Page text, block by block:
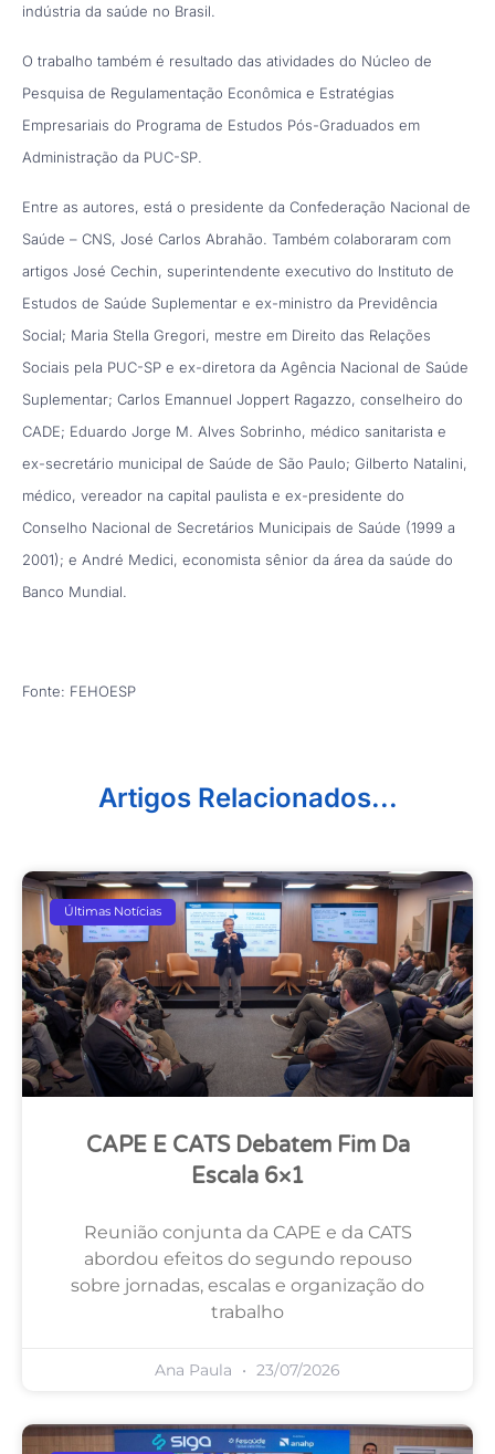
indústria da saúde no Brasil.
O trabalho também é resultado das atividades do Núcleo de
Pesquisa de Regulamentação Econômica e Estratégias
Empresariais do Programa de Estudos Pós-Graduados em
Administração da PUC-SP.
Entre as autores, está o presidente da Confederação Nacional de
Saúde – CNS, José Carlos Abrahão. Também colaboraram com
artigos José Cechin, superintendente executivo do Instituto de
Estudos de Saúde Suplementar e ex-ministro da Previdência
Social; Maria Stella Gregori, mestre em Direito das Relações
Sociais pela PUC-SP e ex-diretora da Agência Nacional de Saúde
Suplementar; Carlos Emannuel Joppert Ragazzo, conselheiro do
CADE; Eduardo Jorge M. Alves Sobrinho, médico sanitarista e
ex-secretário municipal de Saúde de São Paulo; Gilberto Natalini,
médico, vereador na capital paulista e ex-presidente do
Conselho Nacional de Secretários Municipais de Saúde (1999 a
2001); e André Medici, economista sênior da área da saúde do
Banco Mundial.
Fonte: FEHOESP
Artigos Relacionados...
Últimas Notícias
CAPE E CATS Debatem Fim Da
Escala 6×1
Reunião conjunta da CAPE e da CATS
abordou efeitos do segundo repouso
sobre jornadas, escalas e organização do
trabalho
Ana Paula 23/07/2026